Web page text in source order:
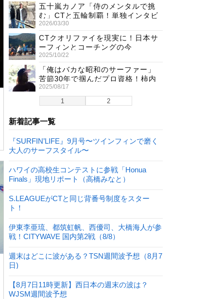
1 2
タビュー
五十嵐カノア「侍のメンタルで挑
む」CTと五輪制覇！単独インタビ
ューで熱弁
2026/03/30
CTクオリファイを現実に！日本サ
ーフィンとコーチングの今
2025/10/22
「俺はバカな昭和のサーファー」
苦節30年で掴んだプロ資格！柿内
聖文(54)の生き様
2025/08/17
新着記事一覧
『SURFIN’LIFE』9月号〜ツインフィンで磨く
大人のサーフスタイル〜
ハワイの高校生コンテストに参戦「Honua
Finals」現地リポート（高橋みなと）
S.LEAGUEがCTと同じ背番号制度をスター
ト！
伊東李亜琉、都筑虹帆、西優司、大橋海人が参
戦！CITYWAVE 国内第2戦（8/8）
週末はどこに波がある？TSN週間波予想（8月7
日)
【8月7日11時更新】西日本の週末の波は？
WJSM週間波予想